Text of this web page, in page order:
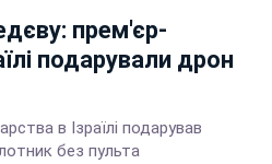
прем'єр-
подарували дрон
в Ізраїлі подарував
без пульта